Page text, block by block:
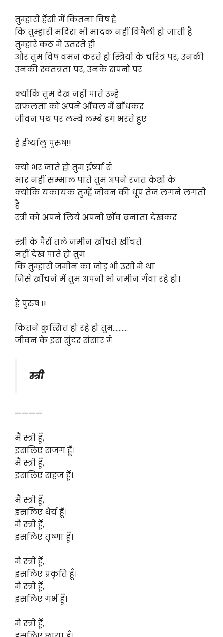
तुम्हारी हँसी में कितना विष है
कि तुम्हारी मदिरा भी मादक नहीं विषैली हो जाती है
तुम्हारे कंठ में उतरते ही
और तुम विष वमन करते हो स्त्रियों के चरित्र पर, उनकी
उनकी स्वतंत्रता पर, उनके सपनों पर
क्योंकि तुम देख नहीं पाते उन्हें
सफलता को अपने आँचल में बाँधकर
जीवन पथ पर लम्बे लम्बे डग भरते हुए
हे ईर्ष्यालु पुरुष!!
क्यों भर जाते हो तुम ईर्ष्या से
भार नहीं सम्भाल पाते तुम अपने रजत केशों के
क्योंकि यकायक तुम्हें जीवन की धूप तेज लगने लगती
है
स्त्री को अपने लिये अपनी छाँव बनाता देखकर
स्त्री के पैरों तले जमीन खींचते खींचते
नहीं देख पाते हो तुम
कि तुम्हारी जमीन का जोड़ भी उसी में था
जिसे खीेंचने में तुम अपनी भी जमीन गँवा रहे हो।
हे पुरुष !!
कितने कुत्सित हो रहे हो तुम……….
जीवन के इस सुंदर संसार में
स्त्री
————
मैं स्त्री हूँ,
इसलिए सजग हूँ।
मैं स्त्री हूँ,
इसलिए सहज हूँ।
मैं स्त्री हूँ,
इसलिए धैर्य हूँ।
मैं स्त्री हूँ,
इसलिए तृष्णा हूँ।
मैं स्त्री हूँ,
इसलिए प्रकृति हूँ।
मैं स्त्री हूँ,
इसलिए गर्भ हूँ।
मैं स्त्री हूँ,